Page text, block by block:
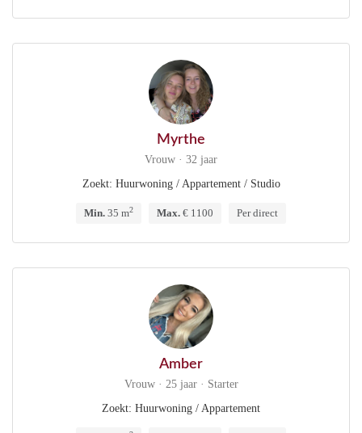
Myrthe
Vrouw · 32 jaar
Zoekt: Huurwoning / Appartement / Studio
Min. 35 m2 Max. € 1100 Per direct
Amber
Vrouw · 25 jaar · Starter
Zoekt: Huurwoning / Appartement